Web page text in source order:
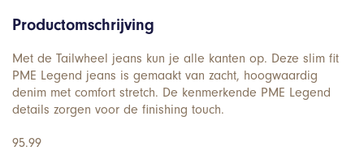
Productomschrijving
Met de Tailwheel jeans kun je alle kanten op. Deze slim fit
PME Legend jeans is gemaakt van zacht, hoogwaardig
denim met comfort stretch. De kenmerkende PME Legend
details zorgen voor de finishing touch.
95.99